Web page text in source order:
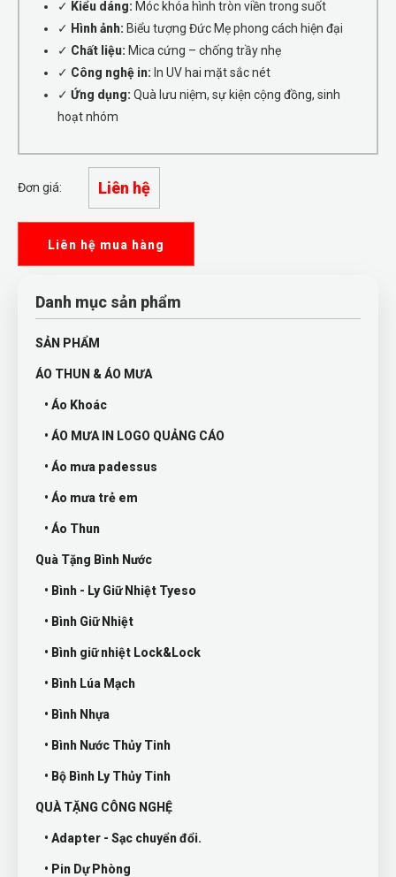
✓ Kiểu dáng: Móc khóa hình tròn viền trong suốt
✓ Hình ảnh: Biểu tượng Đức Mẹ phong cách hiện đại
✓ Chất liệu: Mica cứng – chống trầy nhẹ
✓ Công nghệ in: In UV hai mặt sắc nét
✓ Ứng dụng: Quà lưu niệm, sự kiện cộng đồng, sinh
hoạt nhóm
Đơn giá: Liên hệ
Liên hệ mua hàng
Danh mục sản phẩm
SẢN PHẨM
ÁO THUN & ÁO MƯA
• Áo Khoác
• ÁO MƯA IN LOGO QUẢNG CÁO
• Áo mưa padessus
• Áo mưa trẻ em
• Áo Thun
Quà Tặng Bình Nước
• Bình - Ly Giữ Nhiệt Tyeso
• Bình Giữ Nhiệt
• Bình giữ nhiệt Lock&Lock
• Bình Lúa Mạch
• Bình Nhựa
• Bình Nước Thủy Tinh
• Bộ Bình Ly Thủy Tinh
QUÀ TẶNG CÔNG NGHỆ
• Adapter - Sạc chuyển đổi.
• Pin Dự Phòng